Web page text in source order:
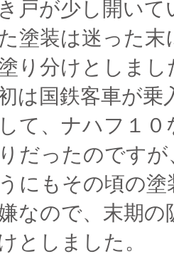
戸が少し開い
塗装は迷った
り分けとしまし
は国鉄客車が乗
て、ナハフ１
だったのですが
にもその頃の
なので、末期の
としました。